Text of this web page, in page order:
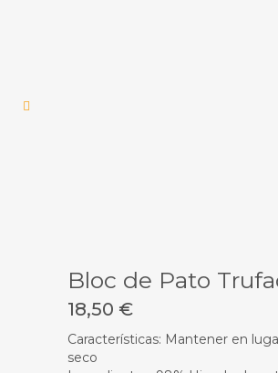
Bloc de Pato
18,50 €
Características: Mantener en
seco